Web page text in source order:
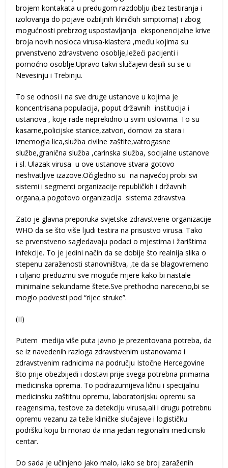
brojem kontakata u predugom razdoblju (bez testiranja i
izolovanja do pojave ozbiljnih kliničkih simptoma) i zbog
mogućnosti prebrzog uspostavljanja eksponencijalne krive
broja novih nosioca virusa-klastera ,među kojima su
prvenstveno zdravstveno osoblje,ležeći pacijenti i
pomoćno osoblje.Upravo takvi slučajevi desili su se u
Nevesinju i Trebinju.
To se odnosi i na sve druge ustanove u kojima je
koncentrisana populacija, poput državnih institucija i
ustanova , koje rade neprekidno u svim uslovima. To su
kasarne,policijske stanice,zatvori, domovi za stara i
iznemogla lica,služba civilne zaštite,vatrogasne
službe,granična služba ,carinska služba, socijalne ustanove
i sl. Ulazak virusa u ove ustanove stvara gotovo
neshvatljive izazove.Očigledno su na najvećoj probi svi
sistemi i segmenti organizacije republičkih i državnih
organa,a pogotovo organizacija sistema zdravstva.
Zato je glavna preporuka svjetske zdravstvene organizacije
WHO da se što više ljudi testira na prisustvo virusa. Tako
se prvenstveno sagledavaju podaci o mjestima i žarištima
infekcije. To je jedini način da se dobije što realnija slika o
stepenu zaraženosti stanovništva, ,te da se blagovremeno
i ciljano preduzmu sve moguće mjere kako bi nastale
minimalne sekundarne štete.Sve prethodno nareceno,bi se
moglo podvesti pod “rijec struke”.
(II)
Putem medija više puta javno je prezentovana potreba, da
se iz navedenih razloga zdravstvenim ustanovama i
zdravstvenim radnicima na području Istočne Hercegovine
što prije obezbijedi i dostavi prije svega potrebna primarna
medicinska oprema. To podrazumijeva ličnu i specijalnu
medicinsku zaštitnu opremu, laboratorijsku opremu sa
reagensima, testove za detekciju virusa,ali i drugu potrebnu
opremu vezanu za teže kliničke slučajeve i logističku
podršku koju bi morao da ima jedan regionalni medicinski
centar.
Do sada je učinjeno jako malo, iako se broj zaraženih